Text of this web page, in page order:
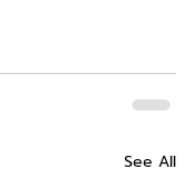
See All